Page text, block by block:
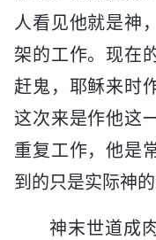
人看见他就是神
架的工作。现在
赶鬼，耶稣来时
这次来是作他这
重复工作，他是
到的只是实际神的
神末世道成